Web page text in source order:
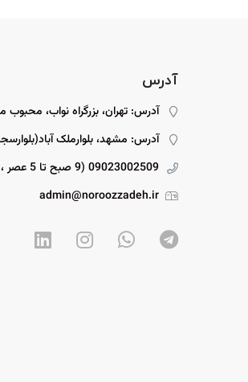
آدرس
آدرس: تهران، بزرگراه نواب،
آدرس: مشهد، بلوارملک آباد(بلوارسجاد)،
09023002509 (9 صبح تا 5 عصر ، شنبه - پنج شنبه)
admin@noroozzadeh.ir